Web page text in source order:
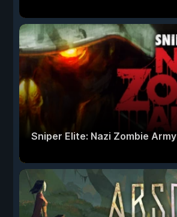
Sniper Elite: Nazi Zombie Army